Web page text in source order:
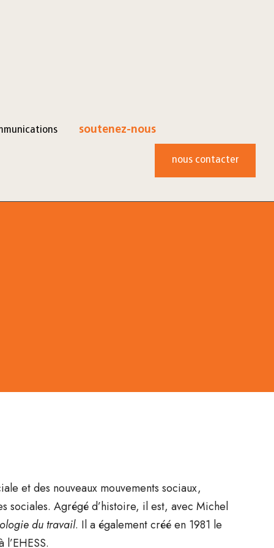
soutenez-nous
nous contacter
et des nouveaux mouvements sociaux,
sociales. Agrégé d’histoire, il est, avec Michel
du travail. Il a également créé en 1981 le